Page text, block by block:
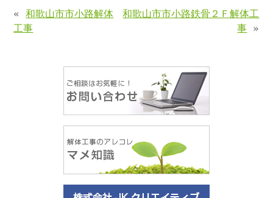
«和歌山市市小路解体
工事
和歌山市市小路鉄骨２Ｆ解体工
事 »